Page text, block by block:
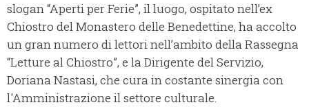
slogan “Aperti per Ferie”, il luogo, ospitato nell’ex
Chiostro del Monastero delle Benedettine, ha accolto
un gran numero di lettori nell’ambito della Rassegna
“Letture al Chiostro”, e la Dirigente del Servizio,
Doriana Nastasi, che cura in costante sinergia con
l'Amministrazione il settore culturale.